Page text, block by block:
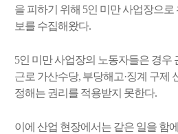
을 피하기 위해 5인 미만 사업장으
보를 수집해왔다.
5인 미만 사업장의 노동자들은 경우
근로 가산수당, 부당해고·징계 구제
정해는 권리를 적용받지 못한다.
이에 산업 현장에서는 같은 일을 함